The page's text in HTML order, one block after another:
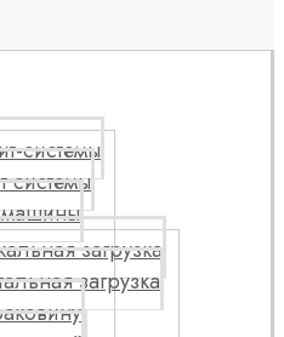
системы
системы
загрузка
загрузка